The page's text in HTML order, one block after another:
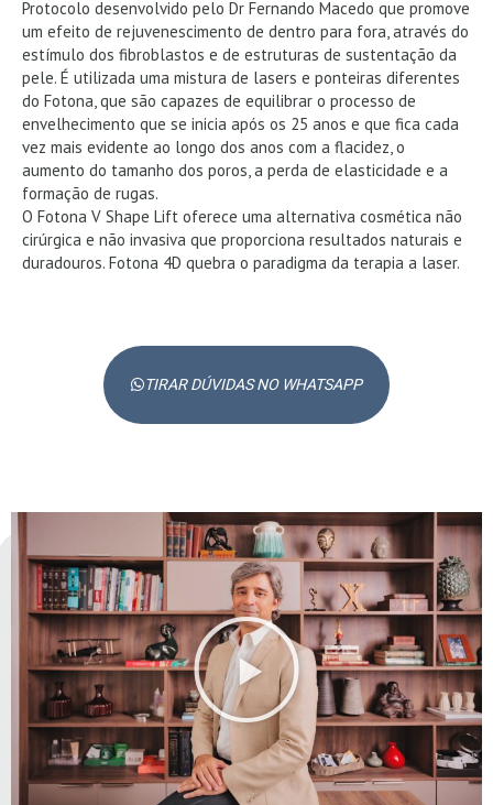
Protocolo desenvolvido pelo Dr Fernando Macedo que promove
um efeito de rejuvenescimento de dentro para fora, através do
estímulo dos fibroblastos e de estruturas de sustentação da
pele. É utilizada uma mistura de lasers e ponteiras diferentes
do Fotona, que são capazes de equilibrar o processo de
envelhecimento que se inicia após os 25 anos e que fica cada
vez mais evidente ao longo dos anos com a flacidez, o
aumento do tamanho dos poros, a perda de elasticidade e a
formação de rugas.
O Fotona V Shape Lift oferece uma alternativa cosmética não
cirúrgica e não invasiva que proporciona resultados naturais e
duradouros. Fotona 4D quebra o paradigma da terapia a laser.
TIRAR DÚVIDAS NO WHATSAPP